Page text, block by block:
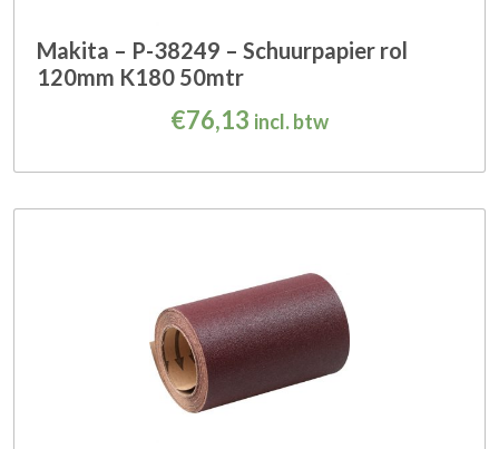
Makita – P-38249 – Schuurpapier rol
120mm K180 50mtr
€76,13 incl. btw